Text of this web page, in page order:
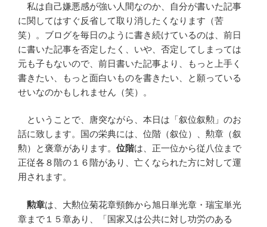
私は自己嫌悪感が強い人間なのか、自分が書いた記事
に関してはすぐ反省して取り消したくなります（苦
笑）。ブログを毎日のように書き続けているのは、前日
に書いた記事を否定したく、いや、否定してしまっては
元も子もないので、前日書いた記事より、もっと上手く
書きたい、もっと面白いものを書きたい、と願っている
せいなのかもしれません（笑）。
ということで、唐突ながら、本日は「叙位叙勲」のお
話に致します。国の栄典には、位階（叙位）、勲章（叙
勲）と褒章があります。 位階は、正一位から従八位まで
正従各８階の１６階があり、亡くなられた方に対して運
用されます。
勲章は、大勲位菊花章頸飾から旭日単光章・瑞宝単光
章まで１５章あり、「国家又は公共に対し功労のある